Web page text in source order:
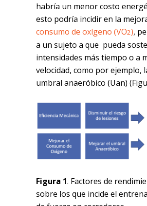
habría un menor costo
esto podría incidir en la
consumo de oxígeno (VO2),
a un sujeto a que pueda
intensidades más tiempo o a
velocidad, como por ejemplo,
umbral anaeróbico (Uan)
Figura 1. Factores de
sobre los que incide el